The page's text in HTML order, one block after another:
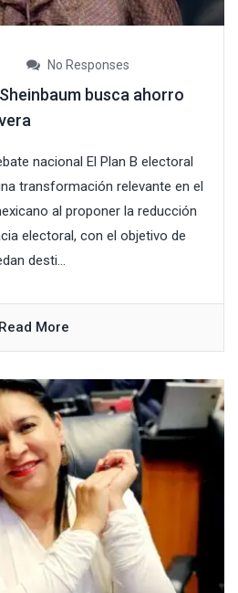
No Responses
busca ahorro
nacional El Plan B electoral
transformación relevante en el
al proponer la reducción
electoral, con el objetivo de
desti...
Read More